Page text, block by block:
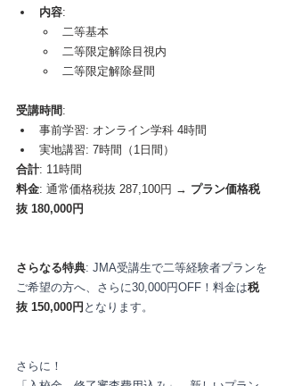
内容:
二等基本
二等限定解除目視内
二等限定解除昼間
受講時間 :
事前学習: オンライン学科 4時間
実地講習: 7時間（1日間）
合計: 11時間
料金: 通常価格税抜 287,100円 → プラン価格税
抜 180,000円
さらなる特典: JMA受講生で二等経験者プランを
ご希望の方へ、さらに30,000円OFF！料金は税
抜 150,000円 となります。
さらに！